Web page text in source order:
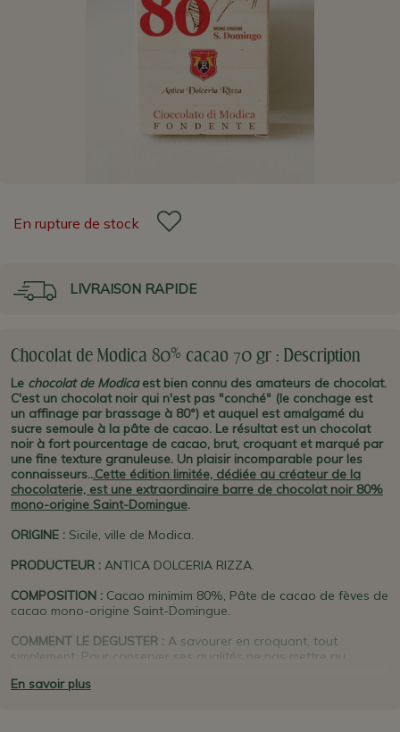
En rupture de stock
LIVRAISON RAPIDE
Chocolat de Modica 80% cacao 70 gr : Description
Le chocolat de Modicaest bien connu des amateurs de chocolat.
C'est un chocolat noir qui n'est pas "conché" (le conchage est
un affinage par brassage à 80°) et auquel est amalgamé du
sucre semoule à la pâte de cacao. Le résultat est un chocolat
noir à fort pourcentage de cacao, brut, croquant et marqué par
une fine texture granuleuse. Un plaisir incomparable pour les
connaisseurs...Cette édition limitée, dédiée au créateur de la
chocolaterie, est une extraordinaire barre de chocolat noir 80%
mono-origine Saint-Domingue.
ORIGINE : Sicile, ville de Modica.
PRODUCTEUR : ANTICA DOLCERIA RIZZA.
COMPOSITION : Cacao minimim 80%, Pâte de cacao de fèves de
cacao mono-origine Saint-Domingue.
COMMENT LE DEGUSTER : A savourer en croquant, tout
simplement. Pour conserver ses qualités ne pas mettre au
En savoir plus